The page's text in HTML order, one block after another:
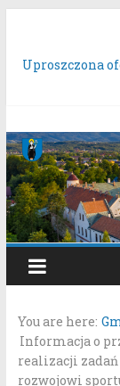
treści
Uproszczona
ZARZĄDZENIE
oddania w
Konkurs
Małopolskiego.
Zgłaszanie
pn.
Konsultacje
Stary
Sącz
Portal
Gminy
Stary
Sącz
You are here:
Informacja o
realizacji
rozwojowi